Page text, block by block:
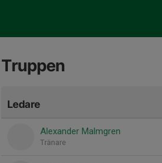
Truppen
Ledare
Alexander Malmgren
Tränare